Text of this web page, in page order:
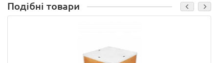
Подібні товари